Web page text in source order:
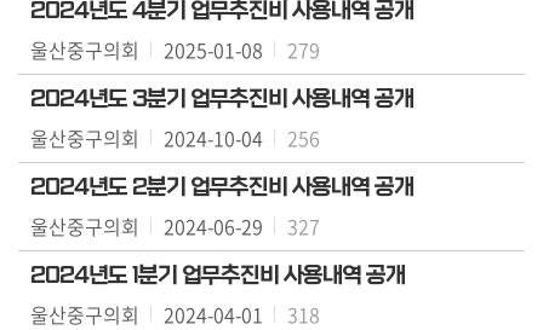
의
정
자
료
실
구
민
광
장
2024년도 4분기 업무추진비 사용내역 공개
울산중구의회 2025-01-08 279
2024년도 3분기 업무추진비 사용내역 공개
울산중구의회 2024-10-04 256
2024년도 2분기 업무추진비 사용내역 공개
울산중구의회 2024-06-29 327
2024년도 1분기 업무추진비 사용내역 공개
울산중구의회 2024-04-01 318